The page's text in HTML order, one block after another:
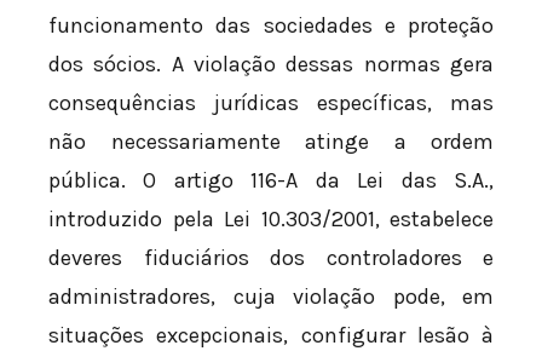
funcionamento das sociedades e proteção
dos sócios. A violação dessas normas gera
consequências jurídicas específicas, mas
não necessariamente atinge a ordem
pública. O artigo 116-A da Lei das S.A.,
introduzido pela Lei 10.303/2001, estabelece
deveres fiduciários dos controladores e
administradores, cuja violação pode, em
situações excepcionais, configurar lesão à